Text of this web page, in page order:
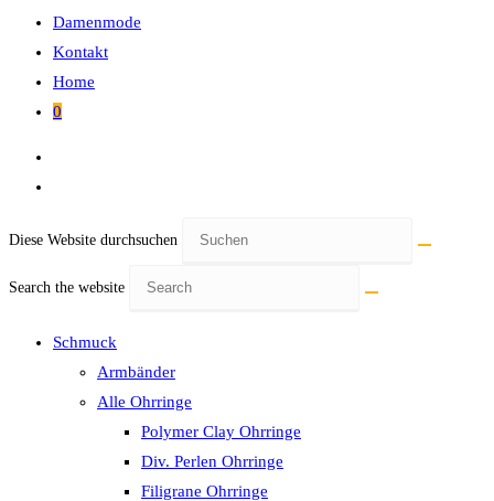
Damenmode
Kontakt
Home
0
Diese Website durchsuchen
Search the website
Schmuck
Armbänder
Alle Ohrringe
Polymer Clay Ohrringe
Div. Perlen Ohrringe
Filigrane Ohrringe